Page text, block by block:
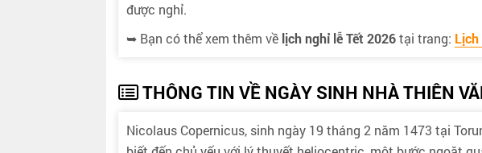
được nghỉ.
➥ Bạn có thể xem thêm về lịch nghỉ lễ Tết 2026tại trang: Lịch
THÔNG TIN VỀ NGÀY SINH NHÀ THIÊN
Nicolaus Copernicus, sinh ngày 19 tháng 2 năm 1473 tại